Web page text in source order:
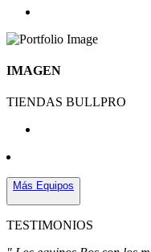
IMAGEN
TIENDAS BULLPRO
Más Equipos
TESTIMONIOS